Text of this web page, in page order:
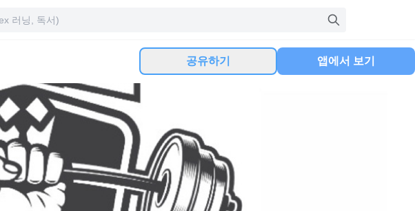
공유하기 앱에서 보기